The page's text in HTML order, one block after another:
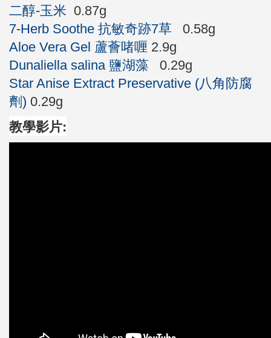
二醇-玉米 0.87g
7-Herb Soothe 抗敏奇跡7草 0.58g
Aloe Vera Gel 蘆薈啫喱 2.9g
Dunaliella salina 鹽湖藻
0.29g
Star Anise Extract Preservative (八角防腐
劑) 0.29g
教學影片: